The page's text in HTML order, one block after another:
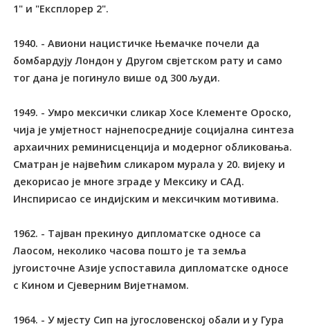
1" и "Експлорер 2".
1940. - Авиони нацистичке Њемачке почели да
бомбардују Лондон у Другом свјетском рату и само
тог дана је погинуло више од 300 људи.
1949. - Умро мексички сликар Хосе Клементе Ороско,
чија је умјетност најнепосредније социјална синтеза
архаичних реминисценција и модерног обликовања.
Сматран је највећим сликаром мурала у 20. вијеку и
декорисао је многе зграде у Мексику и САД.
Инспирисао се индијским и мексичким мотивима.
1962. - Тајван прекинуо дипломатске односе са
Лаосом, неколико часова пошто је та земља
југоисточне Азије успоставила дипломатске односе
с Кином и Сјеверним Вијетнамом.
1964. - У мјесту Сип на југословенској обали и у Гура